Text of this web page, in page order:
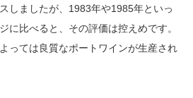
しましたが、1983年や1985年といっ
に比べると、その評価は控えめです。
っては良質なポートワインが生産され